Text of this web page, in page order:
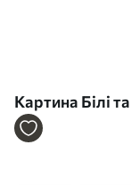
Картина Білі
пастеллю Арт.